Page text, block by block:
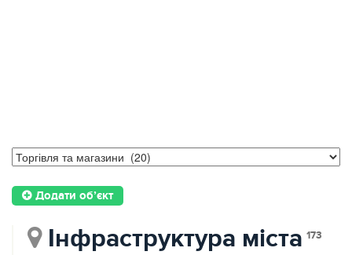
Додати об’єкт
Інфраструктура міста 173